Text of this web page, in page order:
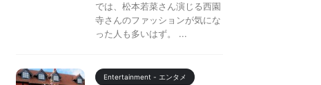
では、松本若菜さん演じる西園
寺さんのファッションが気にな
った人も多いはず。 ...
Entertainment - エンタメ